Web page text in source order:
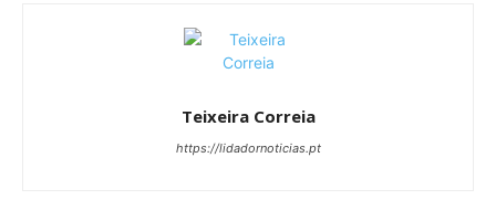
Teixeira Correia
https://lidadornoticias.pt